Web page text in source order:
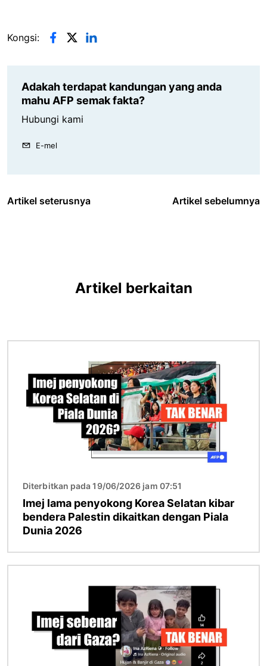
Kongsi:
Adakah terdapat kandungan yang anda
mahu AFP semak fakta?
Hubungi kami
E-mel
Artikel seterusnya Artikel sebelumnya
Artikel berkaitan
Diterbitkan pada 19/06/2026 jam 07:51
Imej lama penyokong Korea Selatan kibar
bendera Palestin dikaitkan dengan Piala
Dunia 2026